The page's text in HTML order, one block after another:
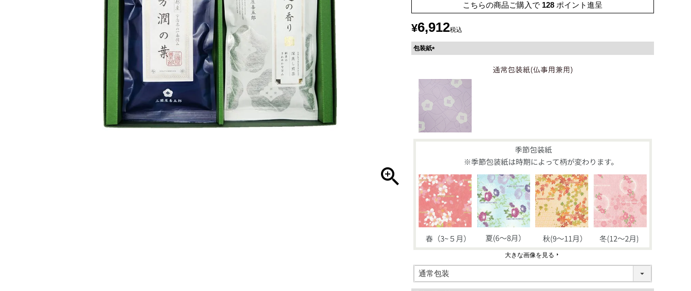
こちらの商品ご購入で 128 ポイント進呈
¥6,912税込
包装紙
須
大きな画像を見る